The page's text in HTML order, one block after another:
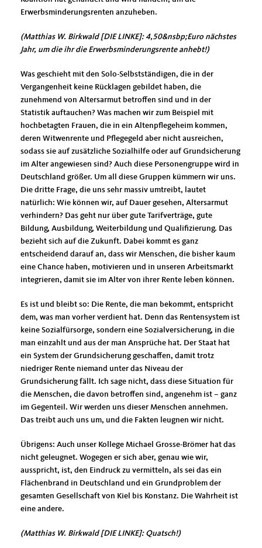
Erwerbsminderungsrenten anzuheben.
(Matthias W. Birkwald [DIE LINKE]: 4,50&nsbp;Euro nächstes
Jahr, um die ihr die Erwerbsminderungsrente anhebt!)
Was geschieht mit den Solo-Selbstständigen, die in der
Vergangenheit keine Rücklagen gebildet haben, die
zunehmend von Altersarmut betroffen sind und in der
Statistik auftauchen? Was machen wir zum Beispiel mit
hochbetagten Frauen, die in ein Altenpflegeheim kommen,
deren Witwenrente und Pflegegeld aber nicht ausreichen,
sodass sie auf zusätzliche Sozialhilfe oder auf Grundsicherung
im Alter angewiesen sind? Auch diese Personengruppe wird in
Deutschland größer. Um all diese Gruppen kümmern wir uns.
Die dritte Frage, die uns sehr massiv umtreibt, lautet
natürlich: Wie können wir, auf Dauer gesehen, Altersarmut
verhindern? Das geht nur über gute Tarifverträge, gute
Bildung, Ausbildung, Weiterbildung und Qualifizierung. Das
bezieht sich auf die Zukunft. Dabei kommt es ganz
entscheidend darauf an, dass wir Menschen, die bisher kaum
eine Chance haben, motivieren und in unseren Arbeitsmarkt
integrieren, damit sie im Alter von ihrer Rente leben können.
Es ist und bleibt so: Die Rente, die man bekommt, entspricht
dem, was man vorher verdient hat. Denn das Rentensystem ist
keine Sozialfürsorge, sondern eine Sozialversicherung, in die
man einzahlt und aus der man Ansprüche hat. Der Staat hat
ein System der Grundsicherung geschaffen, damit trotz
niedriger Rente niemand unter das Niveau der
Grundsicherung fällt. Ich sage nicht, dass diese Situation für
die Menschen, die davon betroffen sind, angenehm ist – ganz
im Gegenteil. Wir werden uns dieser Menschen annehmen.
Das treibt auch uns um, und die Fakten leugnen wir nicht.
Übrigens: Auch unser Kollege Michael Grosse-Brömer hat das
nicht geleugnet. Wogegen er sich aber, genau wie wir,
ausspricht, ist, den Eindruck zu vermitteln, als sei das ein
Flächenbrand in Deutschland und ein Grundproblem der
gesamten Gesellschaft von Kiel bis Konstanz. Die Wahrheit ist
eine andere.
(Matthias W. Birkwald [DIE LINKE]: Quatsch!)